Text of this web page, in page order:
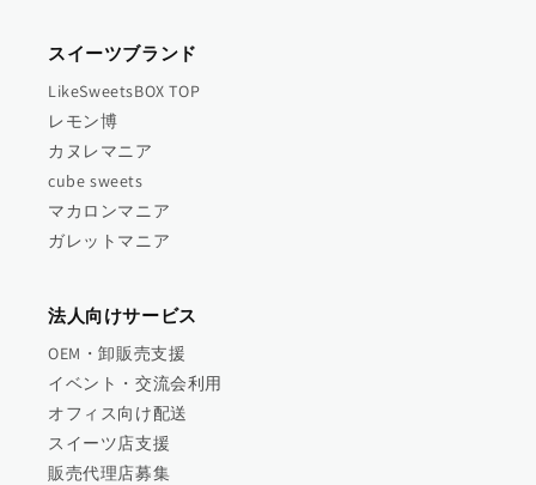
スイーツブランド
LikeSweetsBOX TOP
レモン博
カヌレマニア
cube sweets
マカロンマニア
ガレットマニア
法人向けサービス
OEM・卸販売支援
イベント・交流会利用
オフィス向け配送
スイーツ店支援
販売代理店募集